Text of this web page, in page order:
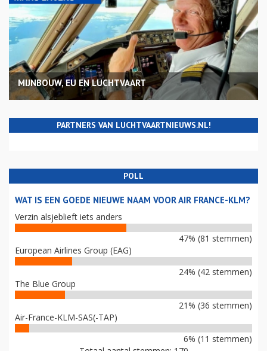
MIJNBOUW, EU EN LUCHTVAART
PARTNERS VAN LUCHTVAARTNIEUWS.NL!
POLL
WAT IS EEN GOEDE NIEUWE NAAM VOOR AIR FRANCE-KLM?
Verzin alsjeblieft iets anders
47% (81 stemmen)
European Airlines Group (EAG)
24% (42 stemmen)
The Blue Group
21% (36 stemmen)
Air-France-KLM-SAS(-TAP)
6% (11 stemmen)